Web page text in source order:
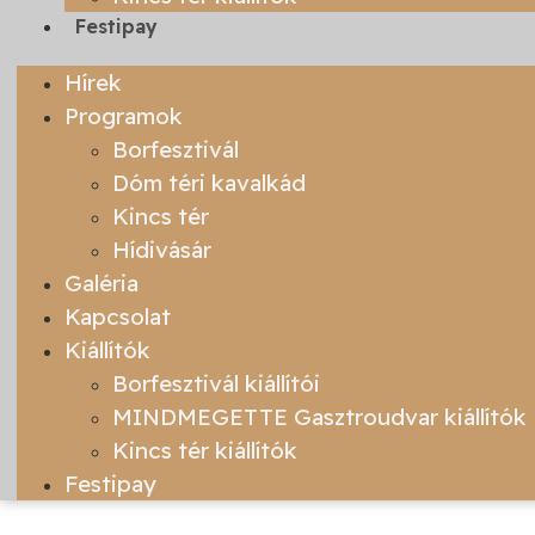
Festipay
Hírek
Programok
Borfesztivál
Dóm téri kavalkád
Kincs tér
Hídivásár
Galéria
Kapcsolat
Kiállítók
Borfesztivál kiállítói
MINDMEGETTE Gasztroudvar kiállítók
Kincs tér kiállítók
Festipay